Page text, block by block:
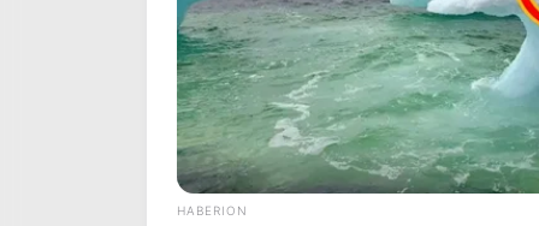
principaux favoris duQuinté PMUdu
différents jeux:
(liste de paris allant du plus risqué
Un Tiercé.
Le couplé (jumelé) gagnant et/
Un 2sur4 en combiné 3Cv.
HABERION